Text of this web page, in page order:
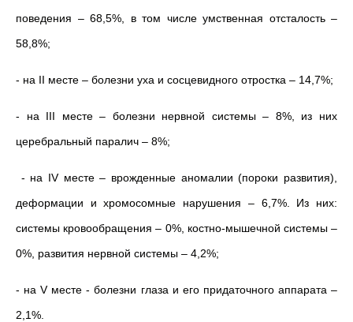
поведения – 68,5%, в том числе умственная отсталость –
58,8%;
- на II месте – болезни уха и сосцевидного отростка – 14,7%;
- на III месте – болезни нервной системы – 8%, из них
церебральный паралич – 8%;
- на IV месте – врожденные аномалии (пороки развития),
деформации и хромосомные нарушения – 6,7%. Из них:
системы кровообращения – 0%, костно-мышечной системы –
0%, развития нервной системы – 4,2%;
- на V месте - болезни глаза и его придаточного аппарата –
2,1%.